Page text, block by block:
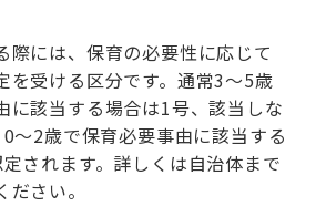
際には、保育の必要性に応じて
を受ける区分です。通常3～5歳
に該当する場合は1号、該当しな
～2歳で保育必要事由に該当する
されます。詳しくは自治体まで
さい。